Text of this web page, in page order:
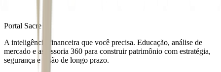
Portal Sacre
A inteligência financeira que você precisa. Educação, análise de
mercado e assessoria 360 para construir patrimônio com estratégia,
segurança e visão de longo prazo.